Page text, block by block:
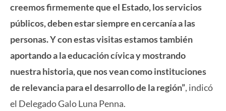
creemos firmemente que el Estado, los servicios
públicos, deben estar siempre en cercanía a las
personas. Y con estas visitas estamos también
aportando a la educación cívica y mostrando
nuestra historia, que nos vean como instituciones
de relevancia para el desarrollo de la región”, indicó
el Delegado Galo Luna Penna.